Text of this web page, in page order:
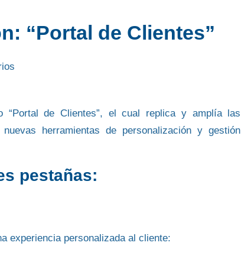
“Portal de Clientes”
“Portal de Clientes”, el cual replica y amplía las
herramientas de personalización y gestión
pestañas:
experiencia personalizada al cliente: